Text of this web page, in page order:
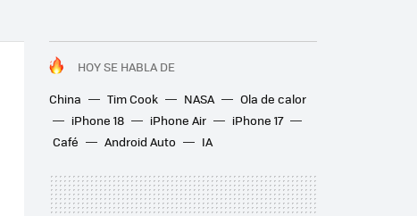
HOY SE HABLA DE
China
Tim Cook NASA
Ola de calor
iPhone 18
iPhone Air
iPhone 17
Café
Android Auto IA